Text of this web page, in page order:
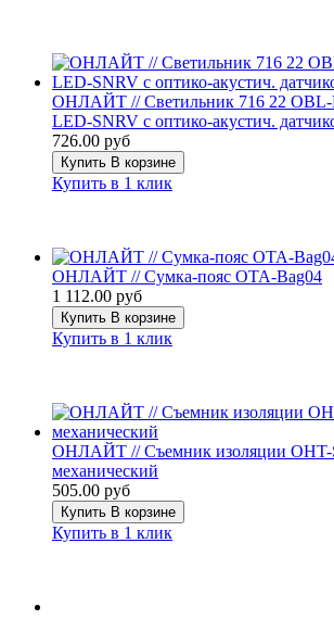
ОНЛАЙТ // Светильник 716 22 OBL-
LED-SNRV с оптико-акустич.
726.00 руб
Купить В корзине
Купить в 1 клик
ОНЛАЙТ // Сумка-пояс OTA-Bag04
1 112.00 руб
Купить В корзине
Купить в 1 клик
ОНЛАЙТ // Съемник изоляции OHT-
механический
505.00 руб
Купить В корзине
Купить в 1 клик